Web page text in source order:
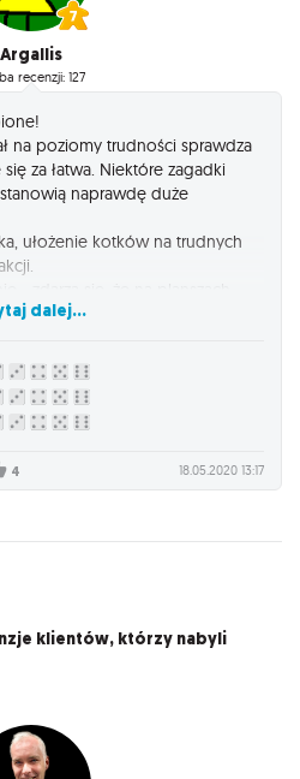
Argallis
recenzji: 127
na poziomy trudności sprawdza
za łatwa. Niektóre zagadki
naprawdę duże
ułożenie kotków na trudnych
do zadania, co sprawia, że
dalej...
4 18.05.2020 13:17
klientów, którzy nabyli